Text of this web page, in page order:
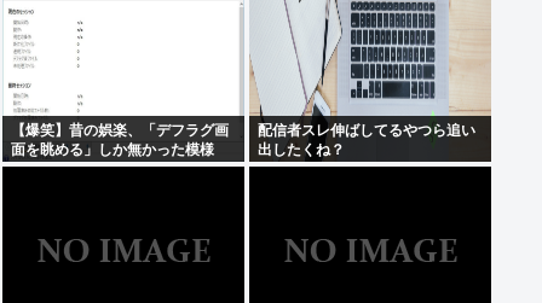
【爆笑】昔の娯楽、「デフラグ画
面を眺める」しか無かった模様
www
配信者スレ伸ばしてるやつら追い
出したくね？